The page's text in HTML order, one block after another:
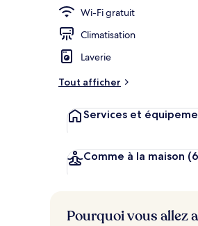
Wi-Fi gratuit
Climatisation
Laverie
Tout afficher
Services et
Comme à la maison
Pourquoi vous allez